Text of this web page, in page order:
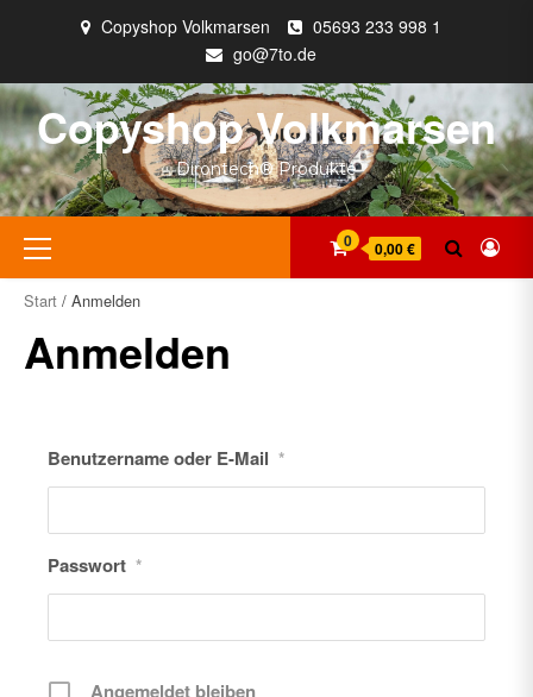
Copyshop Volkmarsen
05693 233 998 1
go@7to.de
Copyshop Volkmarsen
Dirontech® Produkte
Primäres
Menü
0 0,00 €
Start / Anmelden
Anmelden
Benutzername oder E-Mail *
Passwort *
Angemeldet bleiben